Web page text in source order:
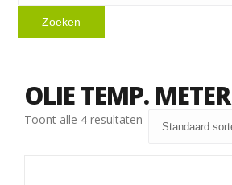
Zoeken
OLIE TEMP. METER
Toont alle 4 resultaten